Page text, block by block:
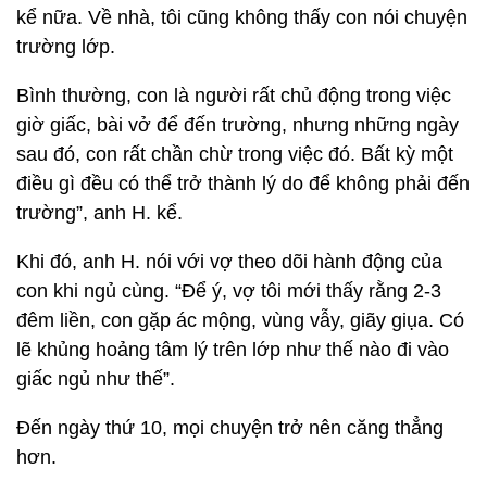
kể nữa. Về nhà, tôi cũng không thấy con nói chuyện
trường lớp.
Bình thường, con là người rất chủ động trong việc
giờ giấc, bài vở để đến trường, nhưng những ngày
sau đó, con rất chần chừ trong việc đó. Bất kỳ một
điều gì đều có thể trở thành lý do để không phải đến
trường”, anh H. kể.
Khi đó, anh H. nói với vợ theo dõi hành động của
con khi ngủ cùng. “Để ý, vợ tôi mới thấy rằng 2-3
đêm liền, con gặp ác mộng, vùng vẫy, giãy giụa. Có
lẽ khủng hoảng tâm lý trên lớp như thế nào đi vào
giấc ngủ như thế”.
Đến ngày thứ 10, mọi chuyện trở nên căng thẳng
hơn.